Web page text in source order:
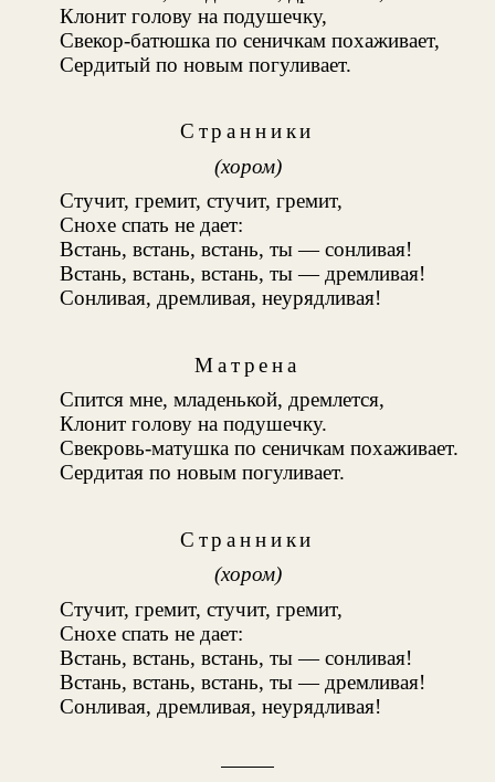
Клонит голову на подушечку,
Свекор-батюшка по сеничкам похаживает,
Сердитый по новым погуливает.
Странники
(хором)
Стучит, гремит, стучит, гремит,
Снохе спать не дает:
Встань, встань, встань, ты — сонливая!
Встань, встань, встань, ты — дремливая!
Сонливая, дремливая, неурядливая!
Матрена
Спится мне, младенькой, дремлется,
Клонит голову на подушечку.
Свекровь-матушка по сеничкам похаживает.
Сердитая по новым погуливает.
Странники
(хором)
Стучит, гремит, стучит, гремит,
Снохе спать не дает:
Встань, встань, встань, ты — сонливая!
Встань, встань, встань, ты — дремливая!
Сонливая, дремливая, неурядливая!